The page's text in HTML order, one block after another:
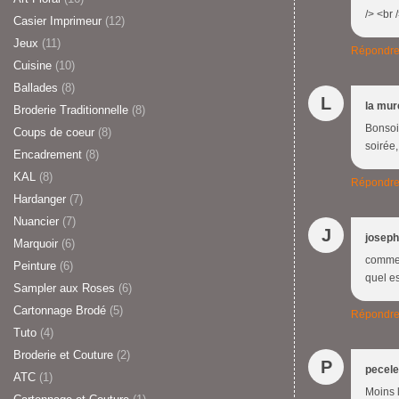
Casier Imprimeur (12)
Jeux (11)
Cuisine (10)
Ballades (8)
Broderie Traditionnelle (8)
Coups de coeur (8)
Encadrement (8)
KAL (8)
Hardanger (7)
Nuancier (7)
Marquoir (6)
Peinture (6)
Sampler aux Roses (6)
Cartonnage Brodé (5)
Tuto (4)
Broderie et Couture (2)
ATC (1)
/> <br
Répondre
L
la
Répondre
J
quel
Répondre
P
Moins